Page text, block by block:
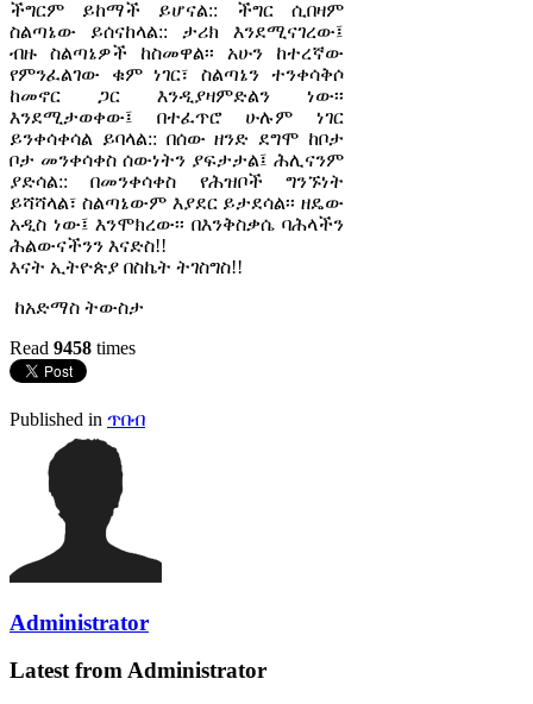
ችግርም ይከማች ይሆናል:: ችግር ሲበዛም
ስልጣኔው ይሰናከላል:: ታሪክ እንደሚናገረው፤
ብዙ ስልጣኔዎች ከስመዋል፡፡ አሁን ከተረኛው
የምንፈልገው ቁም ነገር፣ ስልጣኔን ተንቀሳቅሶ
ከመኖር ጋር እንዲያዛምድልን ነው፡፡
እንደሚታወቀው፤ በተፈጥሮ ሁሉም ነገር
ይንቀሳቀሳል ይባላል:: በሰው ዘንድ ደግሞ ከቦታ
ቦታ መንቀሳቀስ ሰውነትን ያፍታታል፤ ሕሊናንም
ያድሳል:: በመንቀሳቀስ የሕዝቦች ግንኙነት
ይሻሻላል፣ ስልጣኔውም እያደር ይታደሳል፡፡ ዘዴው
አዲስ ነው፤ እንሞክረው፡፡ በእንቅስቃሴ ባሕላችን
ሕልውናችንን እናድስ!!
እናት ኢትዮጵያ በስኬት ትገስግስ!!
ከአድማስ ትውስታ
Read 9458 times
Published in ጥበብ
Administrator
Latest from Administrator